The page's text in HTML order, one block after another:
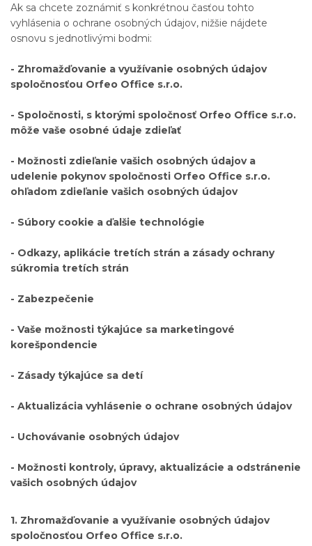
Ak sa chcete zoznámiť s konkrétnou časťou tohto
vyhlásenia o ochrane osobných údajov, nižšie nájdete
osnovu s jednotlivými bodmi:
- Zhromažďovanie a využívanie osobných údajov
spoločnosťou Orfeo Office s.r.o.
- Spoločnosti, s ktorými spoločnosť Orfeo Office s.r.o.
môže vaše osobné údaje zdieľať
- Možnosti zdieľanie vašich osobných údajov a
udelenie pokynov spoločnosti Orfeo Office s.r.o.
ohľadom zdieľanie vašich osobných údajov
- Súbory cookie a ďalšie technológie
- Odkazy, aplikácie tretích strán a zásady ochrany
súkromia tretích strán
- Zabezpečenie
- Vaše možnosti týkajúce sa marketingové
korešpondencie
- Zásady týkajúce sa detí
- Aktualizácia vyhlásenie o ochrane osobných údajov
- Uchovávanie osobných údajov
- Možnosti kontroly, úpravy, aktualizácie a odstránenie
vašich osobných údajov
1. Zhromažďovanie a využívanie osobných údajov
spoločnosťou Orfeo Office s.r.o.